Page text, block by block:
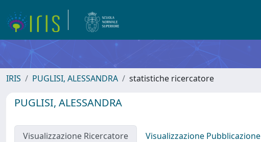
IRIS PUGLISI, ALESSANDRA statistiche ricercatore
PUGLISI, ALESSANDRA
Visualizzazione Ricercatore Visualizzazione Pubblicazione